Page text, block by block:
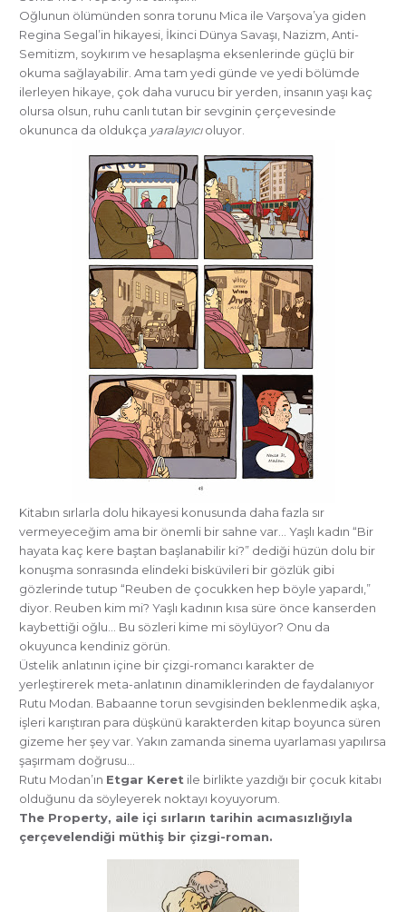
Oğlunun ölümünden sonra torunu Mica ile Varşova’ya giden
Regina Segal’in hikayesi, İkinci Dünya Savaşı, Nazizm, Anti-
Semitizm, soykırım ve hesaplaşma eksenlerinde güçlü bir
okuma sağlayabilir. Ama tam yedi günde ve yedi bölümde
ilerleyen hikaye, çok daha vurucu bir yerden, insanın yaşı kaç
olursa olsun, ruhu canlı tutan bir sevginin çerçevesinde
okununca da oldukça yaralayıcıoluyor.
Kitabın sırlarla dolu hikayesi konusunda daha fazla sır
vermeyeceğim ama bir önemli bir sahne var… Yaşlı kadın “Bir
hayata kaç kere baştan başlanabilir ki?” dediği hüzün dolu bir
konuşma sonrasında elindeki bisküvileri bir gözlük gibi
gözlerinde tutup “Reuben de çocukken hep böyle yapardı,”
diyor. Reuben kim mi? Yaşlı kadının kısa süre önce kanserden
kaybettiği oğlu… Bu sözleri kime mi söylüyor? Onu da
okuyunca kendiniz görün.
Üstelik anlatının içine bir çizgi-romancı karakter de
yerleştirerek meta-anlatının dinamiklerinden de faydalanıyor
Rutu Modan. Babaanne torun sevgisinden beklenmedik aşka,
işleri karıştıran para düşkünü karakterden kitap boyunca süren
gizeme her şey var. Yakın zamanda sinema uyarlaması yapılırsa
şaşırmam doğrusu…
Rutu Modan’ın Etgar Keret ile birlikte yazdığı bir çocuk kitabı
olduğunu da söyleyerek noktayı koyuyorum.
The Property, aile içi sırların tarihin acımasızlığıyla
çerçevelendiği müthiş bir çizgi-roman.